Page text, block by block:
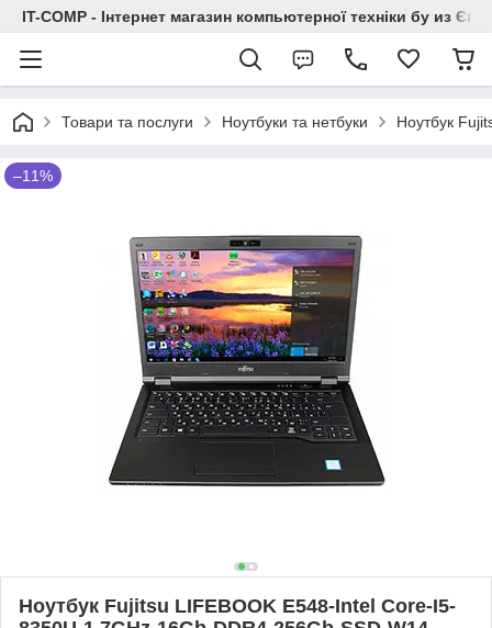
IT-COMP - Інтернет магазин компьютерної техніки бу из
Товари та послуги Ноутбуки та нетбуки Ноутбук
–11%
Ноутбук Fujitsu LIFEBOOK E548-Intel Core-I5-